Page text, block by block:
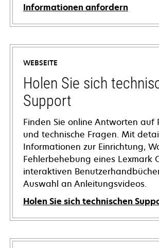
Informationen anfordern
WEBSEITE
Holen Sie sich
Support
Finden Sie online Antworten auf
und technische Fragen. Mit
Informationen zur Einrichtung,
Fehlerbehebung eines Lexmark
interaktiven
Auswahl an Anleitungsvideos.
Holen Sie sich technischen
wird
in